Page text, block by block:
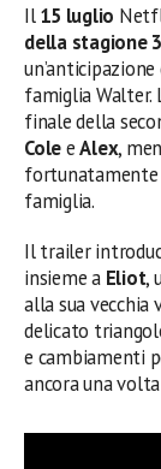
Il15 luglio
della stagione
famiglia Walter.
finale della
ColeeAlex,
fortunatamente
famiglia.
Il trailer
insieme a Eliot,
alla sua
delicato
e cambiamenti
ancora una